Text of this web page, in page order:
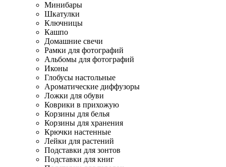
Минибары
Шкатулки
Ключницы
Кашпо
Домашние свечи
Рамки для фотографий
Альбомы для фотографий
Иконы
Глобусы настольные
Ароматические диффузоры
Ложки для обуви
Коврики в прихожую
Корзины для белья
Корзины для хранения
Крючки настенные
Лейки для растений
Подставки для зонтов
Подставки для книг